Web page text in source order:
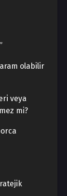
olabilir
veya
mi?